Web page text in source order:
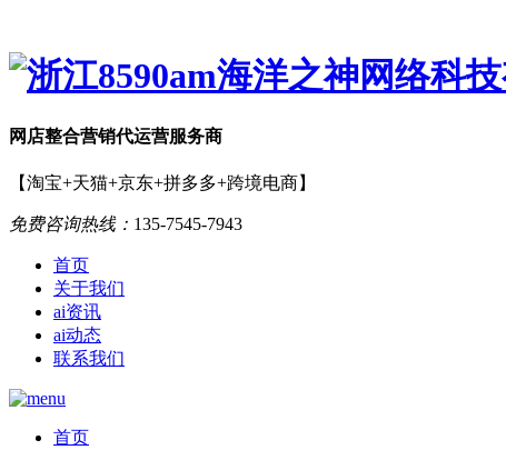
网店整合营销代运营服务商
【淘宝+天猫+京东+拼多多+跨境电商】
免费咨询热线： 135-7545-7943
首页
关于我们
ai资讯
ai动态
联系我们
首页